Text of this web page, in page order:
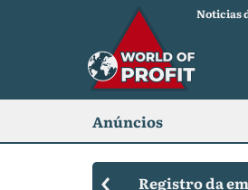
Noticias
Anúncios
Registro da